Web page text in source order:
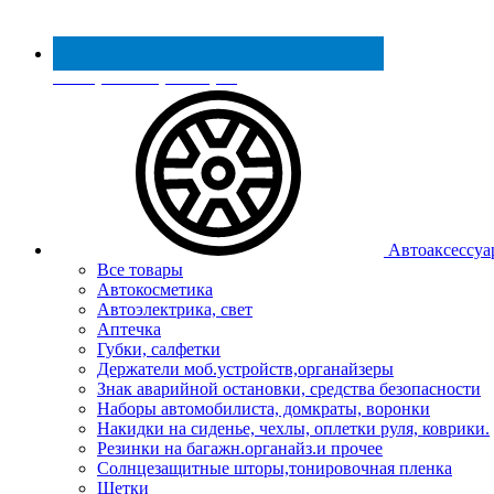
Реестр МинПромТорга
Все товары
Автокосметика
Автоэлектрика, свет
Аптечка
Губки, салфетки
Держатели моб.устройств,органайзеры
Знак аварийной остановки, средства безопасности
Наборы автомобилиста, домкраты, воронки
Накидки на сиденье, чехлы, оплетки руля, коврики.
Резинки на багажн.органайз.и прочее
Солнцезащитные шторы,тонировочная пленка
Щетки